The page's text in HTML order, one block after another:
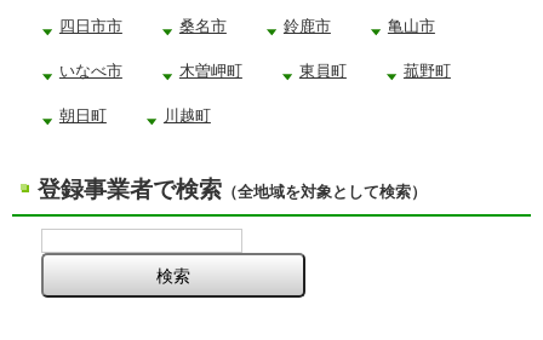
四日市市 桑名市 鈴鹿市 亀山市
いなべ市 木曽岬町 東員町 菰野町
朝日町 川越町
登録事業者で検索 （全地域を対象として検索）